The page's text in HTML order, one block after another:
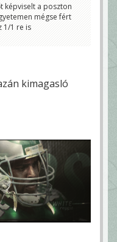
képviselt a poszton
mégse fért
1/1 re is
kimagasló